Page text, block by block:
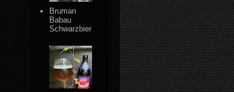
Bruman
Babau
Schwarzbier